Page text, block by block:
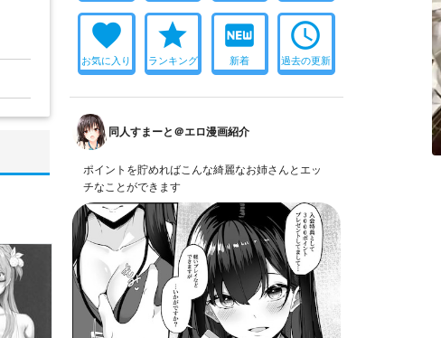
favorite
お気に入り
star
ランキング
fiber_new
新着
access_time
過去の更新
同人すまーと＠エロ漫画紹介
ポイントを貯めればこんな綺麗なお姉さんとエッ
チなことができます